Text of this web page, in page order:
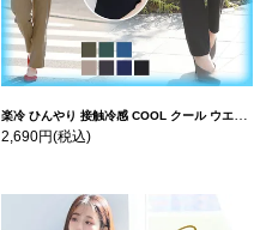
楽冷 ひんやり 接触冷感 COOL クール ウエストゴム 楽ちん ストレッチ 美脚 レギパン 【ストレッチ】 | 大きいサイズの通販ならハッピーマリリン
2,690円(税込)